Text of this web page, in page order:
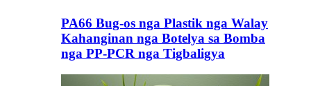
PA66 Bug-os nga Plastik nga Walay
Kahanginan nga Botelya sa Bomba
nga PP-PCR nga Tigbaligya